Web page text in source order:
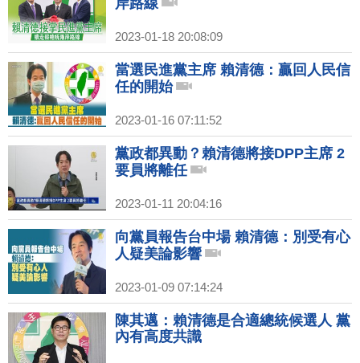
岸路線
2023-01-18 20:08:09
當選民進黨主席 賴清德：贏回人民信
任的開始
2023-01-16 07:11:52
黨政都異動？賴清德將接DPP主席 2
要員將離任
2023-01-11 20:04:16
向黨員報告台中場 賴清德：別受有心
人疑美論影響
2023-01-09 07:14:24
陳其邁：賴清德是合適總統候選人 黨
內有高度共識